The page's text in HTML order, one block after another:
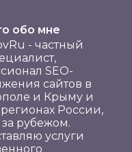
обо мне
- частный
SEO-
сайтов в
и Крыму и
России,
за рубежом.
услуги